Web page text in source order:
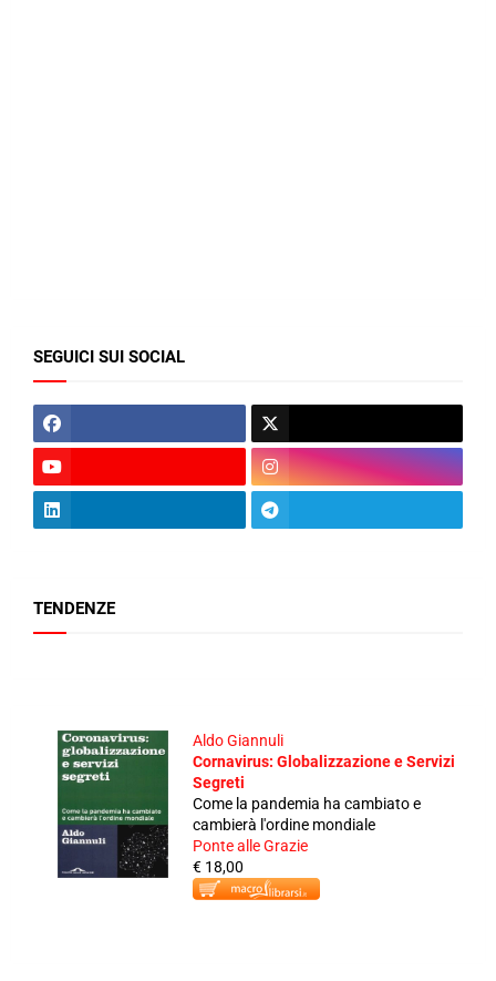
SEGUICI SUI SOCIAL
TENDENZE
Aldo Giannuli
Cornavirus: Globalizzazione e Servizi
Segreti
Come la pandemia ha cambiato e
cambierà l'ordine mondiale
Ponte alle Grazie
€ 18,00